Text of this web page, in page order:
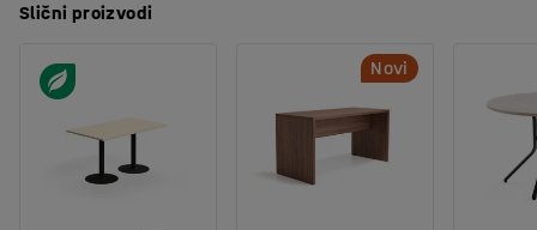
Slični proizvodi
Novi